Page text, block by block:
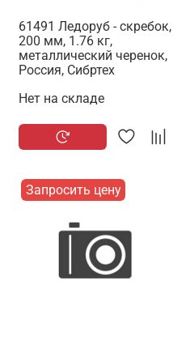
61491 Ледоруб - скребок,
200 мм, 1.76 кг,
металлический черенок,
Россия, Сибртех
Нет на складе
Запросить цену